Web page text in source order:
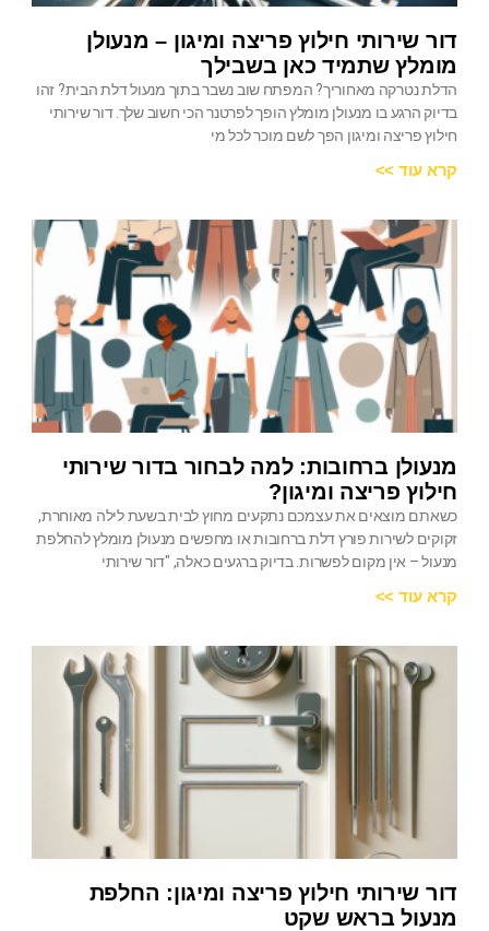
דור שירותי חילוץ פריצה ומיגון – מנעולן
מומלץ שתמיד כאן בשבילך
הדלת נטרקה מאחוריך? המפתח שוב נשבר בתוך מנעול דלת הבית? זהו
בדיוק הרגע בו מנעולן מומלץ הופך לפרטנר הכי חשוב שלך. דור שירותי
חילוץ פריצה ומיגון הפך לשם מוכר לכל מי
קרא עוד >>
מנעולן ברחובות: למה לבחור בדור שירותי
חילוץ פריצה ומיגון?
כשאתם מוצאים את עצמכם נתקעים מחוץ לבית בשעת לילה מאוחרת,
זקוקים לשירות פורץ דלת ברחובות או מחפשים מנעולן מומלץ להחלפת
מנעול – אין מקום לפשרות. בדיוק ברגעים כאלה, "דור שירותי
קרא עוד >>
דור שירותי חילוץ פריצה ומיגון: החלפת
מנעול בראש שקט